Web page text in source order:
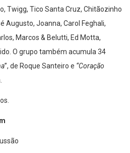
Twigg, Tico Santa Cruz, Chitãozinho
Augusto, Joanna, Carol Feghali,
Marcos & Belutti, Ed Motta,
O grupo também acumula 34
”, de Roque Santeiro e “Coração